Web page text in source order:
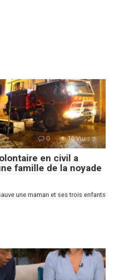
0 16 Vues :
en civil a
famille de la noyade
une maman et ses trois enfants